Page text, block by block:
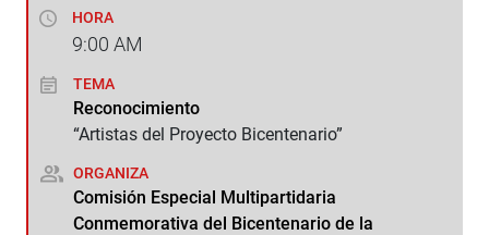
HORA
9:00 AM
TEMA
Reconocimiento
“Artistas del Proyecto Bicentenario”
ORGANIZA
Comisión Especial Multipartidaria
Conmemorativa del Bicentenario de la